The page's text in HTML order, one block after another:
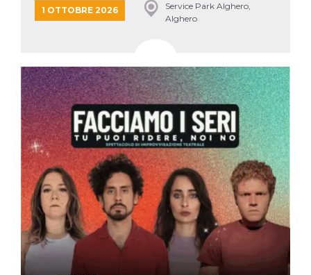
1 OTTOBRE 2026
Service Park Alghero,
Alghero